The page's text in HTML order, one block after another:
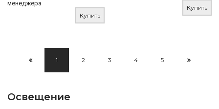
менеджера
Купить
Купить
1 2 3 4 5
Освещение